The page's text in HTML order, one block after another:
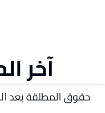
آخر
حقوق المطلقة بعد